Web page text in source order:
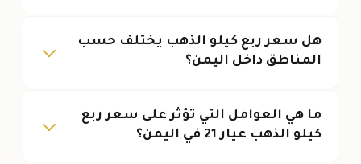
هل سعر ربع كيلو الذهب يختلف حسب
المناطق داخل اليمن؟
ما هي العوامل التي تؤثر على سعر ربع
كيلو الذهب عيار 21 في اليمن؟